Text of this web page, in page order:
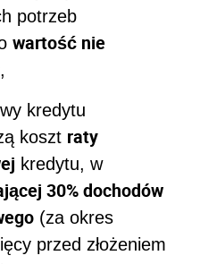
potrzeb
wartość nie
,
kredytu
koszt raty
kredytu, w
30% dochodów
(za okres
przed złożeniem